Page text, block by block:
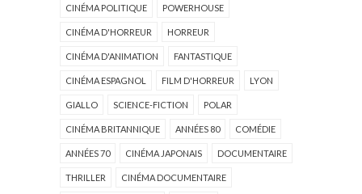
CINÉMA POLITIQUE POWERHOUSE
CINÉMA D'HORREUR HORREUR
CINÉMA D'ANIMATION FANTASTIQUE
CINÉMA ESPAGNOL FILM D'HORREUR LYON
GIALLO SCIENCE-FICTION POLAR
CINÉMA BRITANNIQUE ANNÉES 80 COMÉDIE
ANNÉES 70 CINÉMA JAPONAIS DOCUMENTAIRE
THRILLER CINÉMA DOCUMENTAIRE